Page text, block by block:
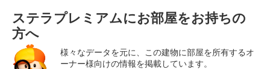
ステラプレミアムにお部屋をお持ちの
方へ
様々なデータを元に、この建物に部屋を所有するオ
ーナー様向けの情報を掲載しています。